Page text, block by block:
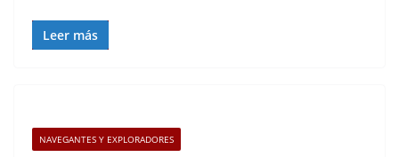
Leer más
NAVEGANTES Y EXPLORADORES